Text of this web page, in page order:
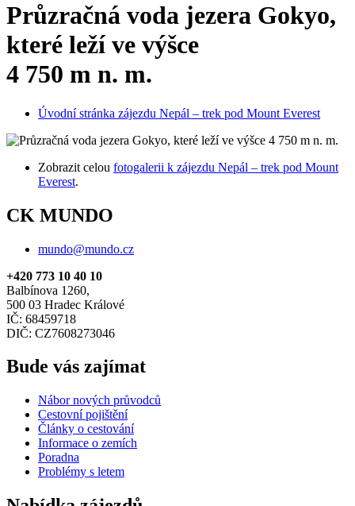
Průzračná voda jezera Gokyo,
které leží ve výšce
4 750 m n. m.
Úvodní stránka zájezdu Nepál – trek pod Mount Everest
Zobrazit celou fotogalerii k zájezdu Nepál – trek pod Mount
Everest.
CK MUNDO
mundo@mundo.cz
+420 773 10 40 10
Balbínova 1260,
500 03 Hradec Králové
IČ: 68459718
DIČ: CZ7608273046
Bude vás zajímat
Nábor nových průvodců
Cestovní pojištění
Články o cestování
Informace o zemích
Poradna
Problémy s letem